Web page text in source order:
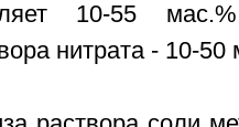
10-55
нитрата - 10-50